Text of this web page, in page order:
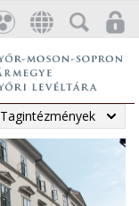
Tagintézmények